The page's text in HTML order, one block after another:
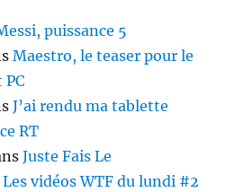
puissance 5
Maestro, le teaser pour le
J’ai rendu ma tablette
RT
Juste Fais Le
Les vidéos WTF du lundi #2